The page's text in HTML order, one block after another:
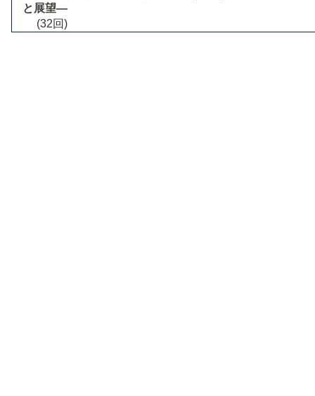
と展望―
(32回)